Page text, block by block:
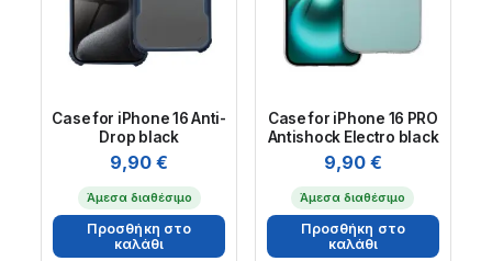
Case for iPhone 16 Anti-
Drop black
9,90€
Άμεσα διαθέσιμο
Προσθήκη στο
καλάθι
Case for iPhone 16 PRO
Antishock Electro black
9,90 €
Άμεσα διαθέσιμο
Προσθήκη στο
καλάθι